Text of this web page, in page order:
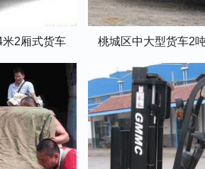
2厢式货车 桃城区中大型货车2